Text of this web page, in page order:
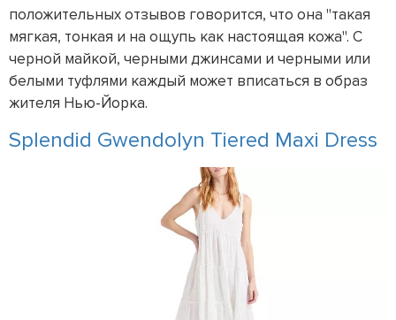
положительных отзывов говорится, что она "такая
мягкая, тонкая и на ощупь как настоящая кожа". С
черной майкой, черными джинсами и черными или
белыми туфлями каждый может вписаться в образ
жителя Нью-Йорка.
Splendid Gwendolyn Tiered Maxi Dress